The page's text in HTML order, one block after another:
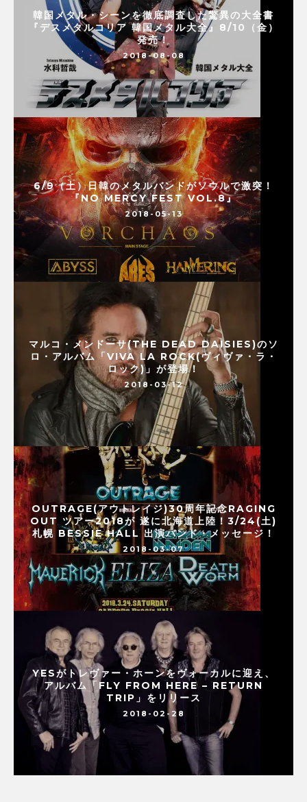
韓国メタル・シーンを徹底調査した驚異の大全書
『デスメタルコリア 韓国メタル大全』8/10（金）
発売！
2018-08-08
6/9（土）日韓のメタルバンドがソウルで激突！
『NO MERCY FEST VOL.8』
2018-05-13
マルコ・メンドーサ(THE DEAD DAISIES)のソ
ロ・アルバム「VIVA LA ROCK(ヴィヴァ・ラ・
ロック)」が登場！
2018-03-12
OUTRAGE(アウトレイジ)30周年記念RAGING
OUT ツアー2018が 遂に北海道上陸！3/24(土)
札幌 BESSIE HALL 出演バンド・メッセージ！
2018-03-07
YESがトレヴァー・ホーンをヴォーカルに迎え、
アルバム「FLY FROM HERE – RETURN
TRIP」をリリース
2018-02-28